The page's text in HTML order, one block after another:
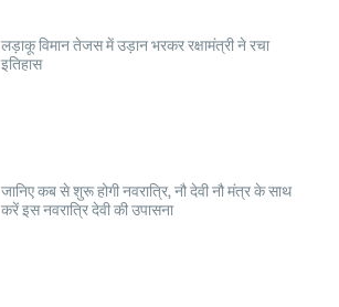
लड़ाकू विमान तेजस में उड़ान भरकर रक्षामंत्री ने रचा
इतिहास
जानिए कब से शुरू होगी नवरात्रि, नौ देवी नौ मंत्र के साथ
करें इस नवरात्रि देवी की उपासना